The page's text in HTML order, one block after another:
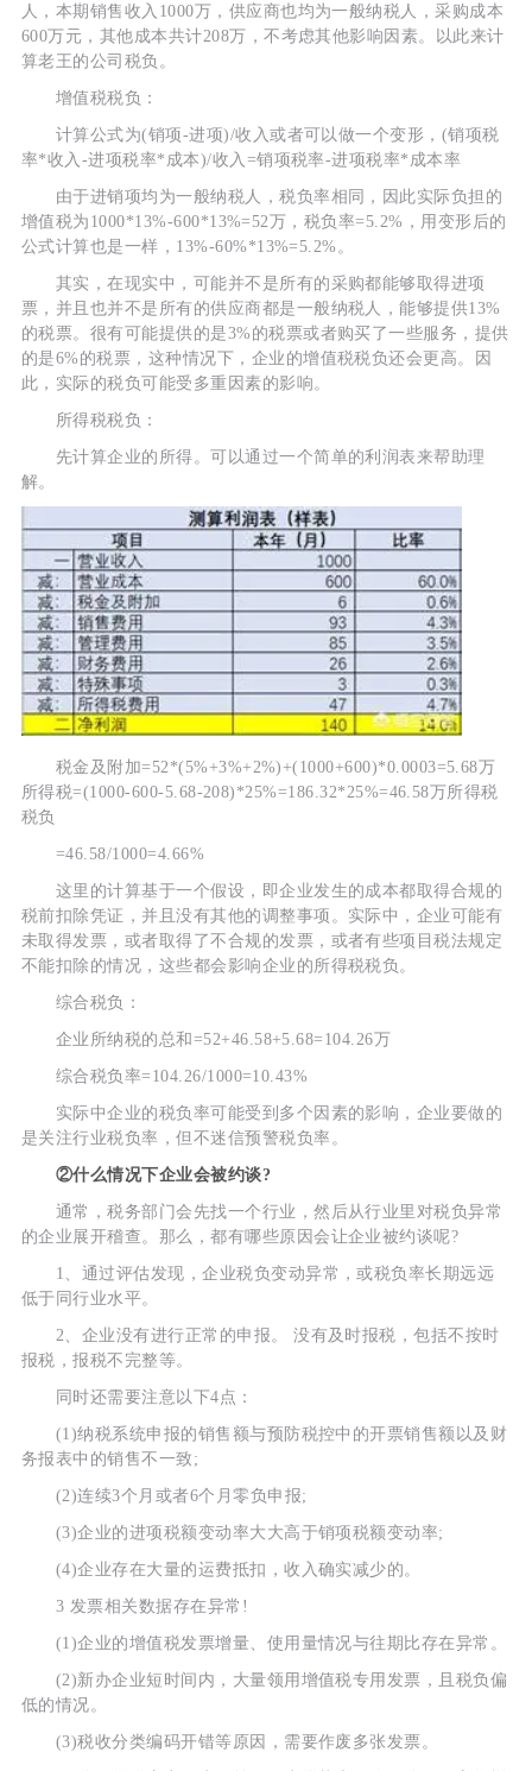
人，本期销售收入1000万，供应商也均为一般纳税人，采购成本
600万元，其他成本共计208万，不考虑其他影响因素。以此来计
算老王的公司税负。
增值税税负：
计算公式为(销项-进项)/收入或者可以做一个变形，(销项税
率*收入-进项税率*成本)/收入=销项税率-进项税率*成本率
由于进销项均为一般纳税人，税负率相同，因此实际负担的
增值税为1000*13%-600*13%=52万，税负率=5.2%，用变形后的
公式计算也是一样，13%-60%*13%=5.2%。
其实，在现实中，可能并不是所有的采购都能够取得进项
票，并且也并不是所有的供应商都是一般纳税人，能够提供13%
的税票。很有可能提供的是3%的税票或者购买了一些服务，提供
的是6%的税票，这种情况下，企业的增值税税负还会更高。因
此，实际的税负可能受多重因素的影响。
所得税税负：
先计算企业的所得。可以通过一个简单的利润表来帮助理
解。
税金及附加=52*(5%+3%+2%)+(1000+600)*0.0003=5.68万
所得税=(1000-600-5.68-208)*25%=186.32*25%=46.58万所得税
税负
=46.58/1000=4.66%
这里的计算基于一个假设，即企业发生的成本都取得合规的
税前扣除凭证，并且没有其他的调整事项。实际中，企业可能有
未取得发票，或者取得了不合规的发票，或者有些项目税法规定
不能扣除的情况，这些都会影响企业的所得税税负。
综合税负：
企业所纳税的总和=52+46.58+5.68=104.26万
综合税负率=104.26/1000=10.43%
实际中企业的税负率可能受到多个因素的影响，企业要做的
是关注行业税负率，但不迷信预警税负率。
②什么情况下企业会被约谈?
通常，税务部门会先找一个行业，然后从行业里对税负异常
的企业展开稽查。那么，都有哪些原因会让企业被约谈呢?
1、通过评估发现，企业税负变动异常，或税负率长期远远
低于同行业水平。
2、企业没有进行正常的申报。 没有及时报税，包括不按时
报税，报税不完整等。
同时还需要注意以下4点：
(1)纳税系统申报的销售额与预防税控中的开票销售额以及财
务报表中的销售不一致;
(2)连续3个月或者6个月零负申报;
(3)企业的进项税额变动率大大高于销项税额变动率;
(4)企业存在大量的运费抵扣，收入确实减少的。
3 发票相关数据存在异常!
(1)企业的增值税发票增量、使用量情况与往期比存在异常。
(2)新办企业短时间内，大量领用增值税专用发票，且税负偏
低的情况。
(3)税收分类编码开错等原因，需要作废多张发票。